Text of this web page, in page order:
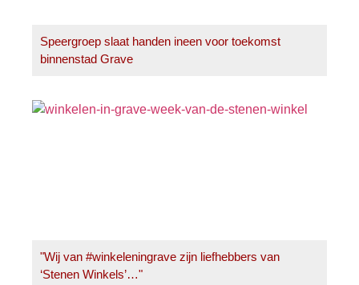
Speergroep slaat handen ineen voor toekomst
binnenstad Grave
"Wij van #winkeleningrave zijn liefhebbers van
‘Stenen Winkels’…"